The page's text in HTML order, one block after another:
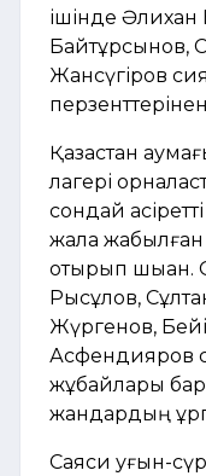
ішінде Әлихан
Байтұрсынов,
Жансүгіров
Қазақстан
лагері
сондай
жала жабылған
отырып
Рысқұлов,
Жүргенов,
Асфендияров
жұбайлары
жандардың
Саяси қуғын-